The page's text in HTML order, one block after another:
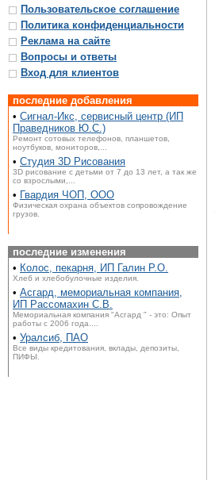
Пользовательское соглашение
Политика конфиденциальности
Реклама на сайте
Вопросы и ответы
Вход для клиентов
последние добавления
• Сигнал-Икс, сервисный центр (ИП
Праведников Ю.С.)
Ремонт сотовых телефонов, планшетов,
ноутбуков, мониторов,...
• Студия 3D Рисования
3D рисование с детьми от 7 до 13 лет, а так же
со взрослыми,...
• Гвардия ЧОП, ООО
Физическая охрана объектов сопровождение
грузов.
последние изменения
• Колос, пекарня, ИП Галин Р.О.
Хлеб и хлебобулочные изделия.
• Асгард, мемориальная компания,
ИП Рассомахин С.В.
Мемориальная компания "Асгард " - это: Опыт
работы с 2006 года....
• Уралсиб, ПАО
Все виды кредитования, вклады, депозиты,
ПИФЫ.